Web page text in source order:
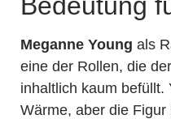
Meganne Young als
eine der Rollen, die
inhaltlich kaum befüllt.
Wärme, aber die